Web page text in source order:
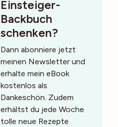
Einsteiger-
Backbuch
schenken?
Dann abonniere jetzt
meinen Newsletter und
erhalte mein eBook
kostenlos als
Dankeschön. Zudem
erhältst du jede Woche
tolle neue Rezepte